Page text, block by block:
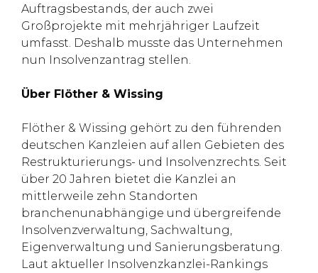
Auftragsbestands, der auch zwei
Großprojekte mit mehrjähriger Laufzeit
umfasst. Deshalb musste das Unternehmen
nun Insolvenzantrag stellen.
Über Flöther & Wissing
Flöther & Wissing gehört zu den führenden
deutschen Kanzleien auf allen Gebieten des
Restrukturierungs- und Insolvenzrechts. Seit
über 20 Jahren bietet die Kanzlei an
mittlerweile zehn Standorten
branchenunabhängige und übergreifende
Insolvenzverwaltung, Sachwaltung,
Eigenverwaltung und Sanierungsberatung.
Laut aktueller Insolvenzkanzlei-Rankings